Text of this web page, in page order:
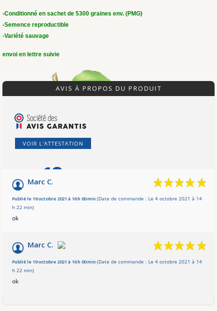
-Conditionné en sachet de 5300 graines env. (PMG)
-Semence reproductible
-Variété sauvage
envoi en lettre suivie
AVIS À PROPOS DU PRODUIT
VOIR L'ATTESTATION
10
Basé sur 2 avis
Marc C.
Publié le 19 octobre 2021 à 16 h 00 min (Date de commande : Le 4 octobre 2021 à 14
h 22 min)
ok
Marc C.
Publié le 19 octobre 2021 à 16 h 00 min (Date de commande : Le 4 octobre 2021 à 14
h 22 min)
ok